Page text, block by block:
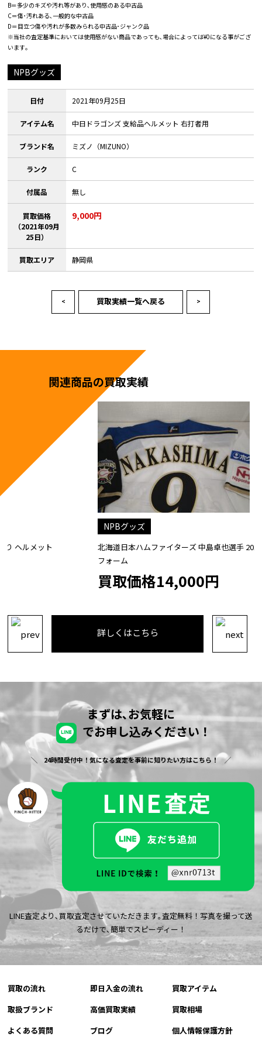
B＝多少のキズや汚れ等があり､使用感のある中古品
C＝傷･汚れある､一般的な中古品
D＝目立つ傷や汚れが多数みられる中古品･ジャンク品
※当社の査定基準においては使用感がない商品であっても､場合によっては¥0になる事がござ
います｡
NPBグッズ
日付 2021年09月25日
アイテム名 中日ドラゴンズ 支給品ヘルメット 右打者用
ブランド名 ミズノ（MIZUNO）
ランク C
付属品 無し
買取価格
（2021年09月
25日）
9,000円
買取エリア 静岡県
< 買取実績一覧へ戻る >
関連商品の買取実績
北海道日本ハムファイターズ 中島卓也選手 2019 サイン入りユニ
買取価格14,000円
詳しくはこちら
まずは､お気軽に
でお申し込みください！
24時間受付中！気になる査定を事前に知りたい方はこちら！
LINE査定より､買取査定させていただきます｡査定無料！写真を撮って送
るだけで､簡単でスピーディー！
買取の流れ 即日入金の流れ
買取アイテム
取扱ブランド
高価買取実績
買取相場
よくある質問
ブログ 個人情報保護方針